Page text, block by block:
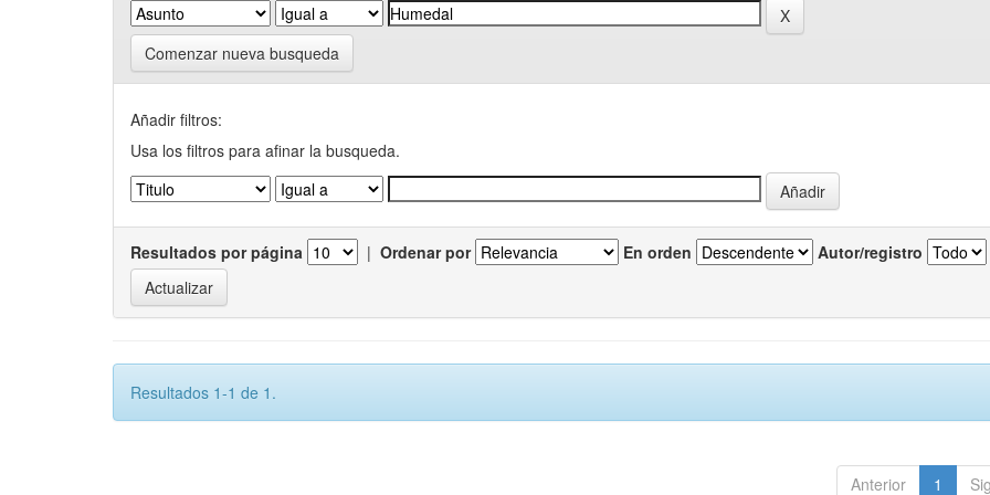
Comenzar nueva busqueda
Añadir filtros:
Usa los filtros para afinar la busqueda.
Resultados por página | Ordenar por En orden Autor/registro
Resultados 1-1 de 1.
Anterior 1